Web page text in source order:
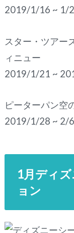
2019/1/16 ~ 1/
スター・ツアー
ィニュー
2019/1/21 ~
ピーターパン空
2019/1/28 ~ 2/6
1月ディ
ョン